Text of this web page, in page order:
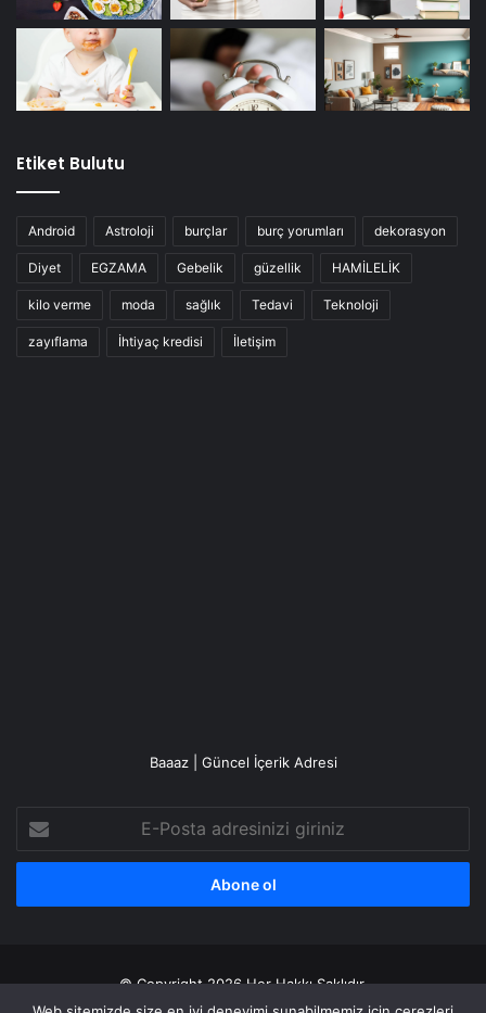
Etiket Bulutu
Android Astroloji burçlar burç yorumları dekorasyon
Diyet EGZAMA Gebelik güzellik HAMİLELİK
kilo verme moda sağlık Tedavi Teknoloji
zayıflama İhtiyaç kredisi İletişim
Baaaz | Güncel İçerik Adresi
Posta
adresinizi
© Copyright 2026 Her Hakkı Saklıdır.